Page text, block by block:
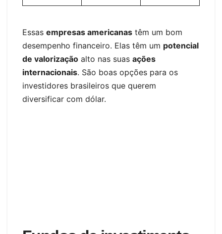
Essas empresas americanas têm um bom
desempenho financeiro. Elas têm um potencial
de valorização alto nas suas ações
internacionais. São boas opções para os
investidores brasileiros que querem
diversificar com dólar.